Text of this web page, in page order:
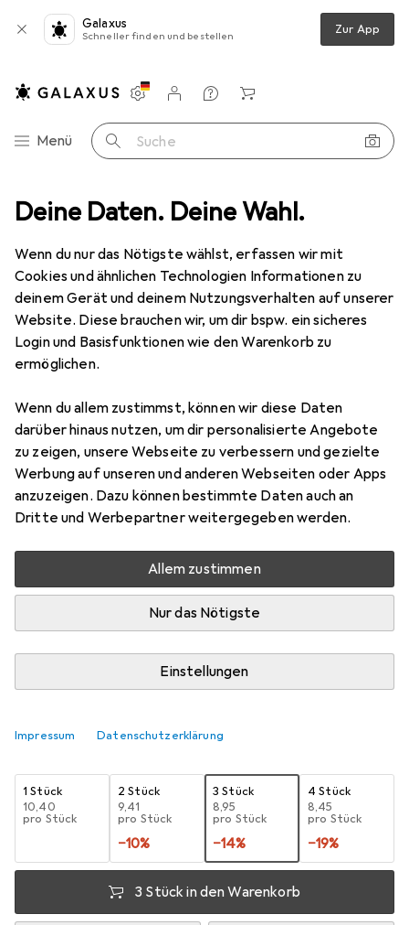
Deine Daten. Deine Wahl.
Wenn du nur das Nötigste wählst, erfassen wir mit
Cookies und ähnlichen Technologien Informationen zu
deinem Gerät und deinem Nutzungsverhalten auf unserer
Website. Diese brauchen wir, um dir bspw. ein sicheres
Login und Basisfunktionen wie den Warenkorb zu
ermöglichen.
Wenn du allem zustimmst, können wir diese Daten
darüber hinaus nutzen, um dir personalisierte Angebote
zu zeigen, unsere Webseite zu verbessern und gezielte
Werbung auf unseren und anderen Webseiten oder Apps
anzuzeigen. Dazu können bestimmte Daten auch an
Dritte und Werbepartner weitergegeben werden.
Allem zustimmen
Nur das Nötigste
Einstellungen
Impressum Datenschutzerklärung
Galaxus
Schneller finden und bestellen Zur App
Navigation nach Kategorien
Menü Suche
Einstellungen
Kundenkonto
Vergleichslisten
Merklisten
Warenkorb
Klebehaken + Klebenagel tesa Powerstrips Haken SMALL Metall
12 Bilder
MENGENRABATT
tesaPowerstrips Haken SMALL Metall
Preis in EUR inkl. MwSt.
EUR
8,95
Schneller lieferbar
Angebot fürEUR
20,46
39
Zwischen Fr, 14.8. und Fr, 21.8. geliefert
Mehr als 10 Stück an Lager beim Lieferanten
1 Stück
EUR
10,40
pro Stück
2 Stück
EUR
9,41
pro Stück
−10%
3 Stück
EUR
8,95
pro Stück
−14%
4 Stück
EUR
8,45
pro Stück
−19%
3 Stück in den Warenkorb